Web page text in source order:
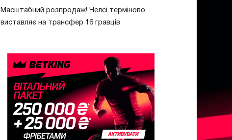
Масштабний розпродаж! Челсі терміново
виставляє на трансфер 16 гравців